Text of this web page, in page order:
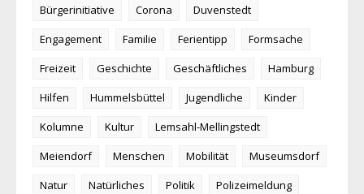
Bürgerinitiative
Corona
Duvenstedt
Engagement
Familie Ferientipp
Formsache
Freizeit
Geschichte Geschäftliches
Hamburg
Hilfen
Hummelsbüttel Jugendliche
Kinder
Kolumne
Kultur
Lemsahl-Mellingstedt
Meiendorf
Menschen Mobilität
Museumsdorf
Natur
Natürliches Politik
Polizeimeldung